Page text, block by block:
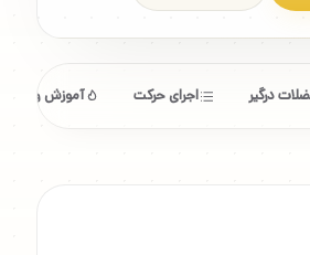
درگیر اجرای حرکت آموزش و ابزار